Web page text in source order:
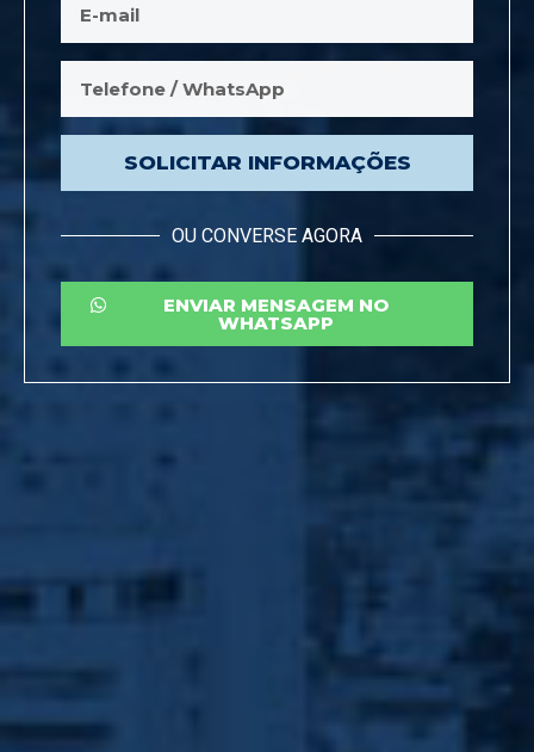
SOLICITAR INFORMAÇÕES
OU CONVERSE AGORA
ENVIAR MENSAGEM NO
WHATSAPP